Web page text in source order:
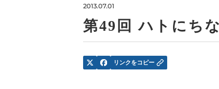
2013.07.01
第49回 ハトにち
リンクをコピー